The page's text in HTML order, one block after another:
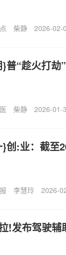
柴静 2026-02-
普“趁火打劫
柴静 2026-01-
创:业：截至
李慧玲 2026-
!发布驾驶辅